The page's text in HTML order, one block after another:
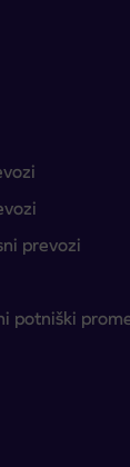
prevozi
potniški